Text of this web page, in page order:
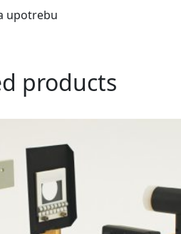
upotrebu
products